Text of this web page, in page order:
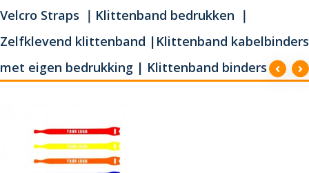
Velcro Straps ｜Klittenband bedrukken ｜
Zelfklevend klittenband |Klittenband kabelbinders
met eigen bedrukking | Klittenband binders